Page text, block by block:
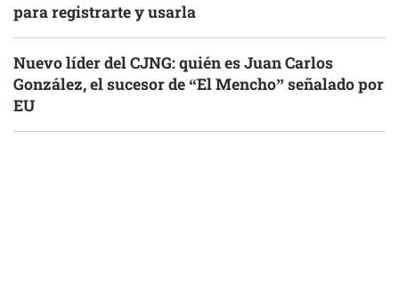
para registrarte y usarla
Nuevo líder del CJNG: quién es Juan Carlos
González, el sucesor de “El Mencho” señalado por
EU